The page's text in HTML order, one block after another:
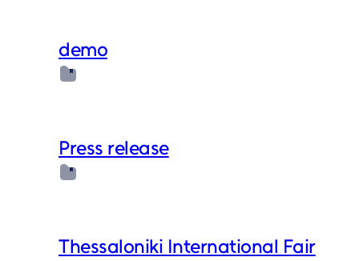
demo
Press release
Thessaloniki International Fair